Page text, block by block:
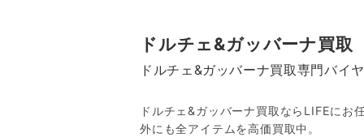
ドルチェ&ガッバーナ買取
ドルチェ&ガッバーナ買取専門バイ
ドルチェ&ガッバーナ買取ならLIFEに
外にも全アイテムを高価買取中。